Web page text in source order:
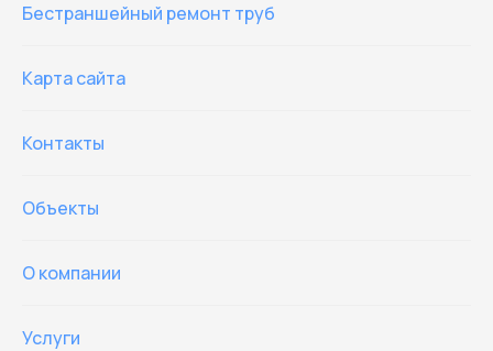
Бестраншейный ремонт труб
Карта сайта
Контакты
Объекты
О компании
Услуги